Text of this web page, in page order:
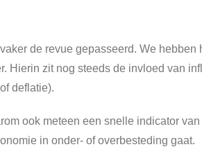
de revue gepasseerd. We
Hierin zit nog steeds de invloed van
deflatie).
ook meteen een snelle indicator
in onder- of overbesteding gaat.